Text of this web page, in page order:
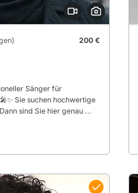
200 €
Sänger für
Sie suchen hochwertige
sind Sie hier genau ...